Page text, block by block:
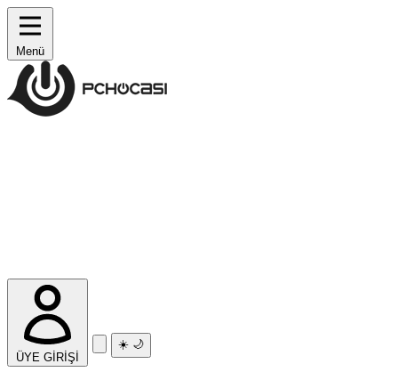
Menü
ÜYE GİRİŞİ
☀️ 🌙